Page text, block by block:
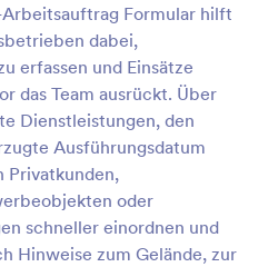
Formular hilft
dabei,
erfassen und Einsätze
das Team ausrückt. Über
Dienstleistungen, den
Ausführungsdatum
Privatkunden,
oder
schneller einordnen und
Hinweise zum Gelände, zur
Mit unserem
Reparaturaufträge können
nur wenigen Klicks erstellen.
Informationen
Dateityp und
an Ihren Bürodrucker! Mit
können Sie auch die
Felder hinzufügen oder
um es an Ihr Branding
außerdem über mehr als
Formular mit Ihren